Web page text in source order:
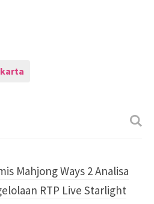
Mahjong Ways 2 Analisa
RTP Live Starlight